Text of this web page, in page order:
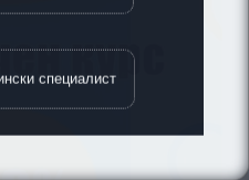
специалист